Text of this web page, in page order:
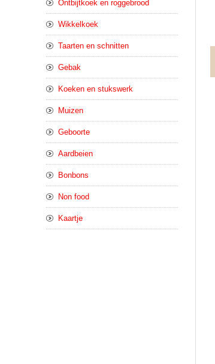
Ontbijtkoek en roggebrood
Wikkelkoek
Taarten en schnitten
Gebak
Koeken en stukswerk
Muizen
Geboorte
Aardbeien
Bonbons
Non food
Kaartje